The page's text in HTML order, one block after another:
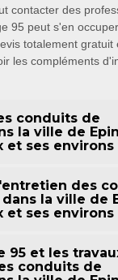
contacter des
95 peut s'en
totalement gratuit
les compléments
conduits de
la ville de
et ses environs
des
la ville de
et ses environs
95 et les
conduits de